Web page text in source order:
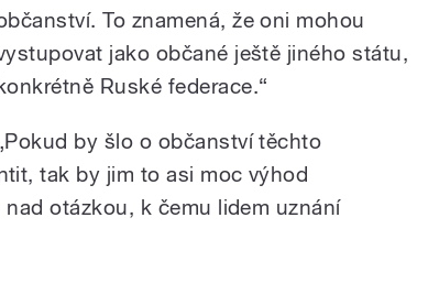
To znamená, že oni mohou
jako občané ještě jiného státu,
Ruské federace.“
by šlo o občanství těchto
tak by jim to asi moc výhod
nad otázkou, k čemu lidem uznání